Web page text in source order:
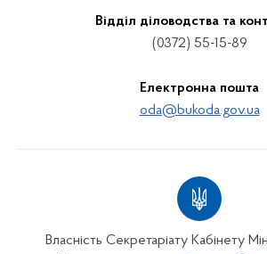
Відділ діловодства та
(0372) 55-15-89
Електронна пошта
oda@bukoda.gov.ua
Власність Секретаріату Кабінету